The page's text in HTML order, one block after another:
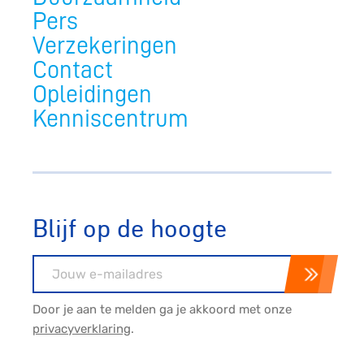
Pers
Verzekeringen
Contact
Opleidingen
Kenniscentrum
Blijf op de hoogte
Door je aan te melden ga je akkoord met onze
privacyverklaring.